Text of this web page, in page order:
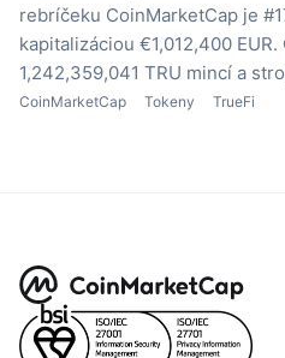
rebríčeku CoinMarketCap je
kapitalizáciou €1,012,400 EUR.
1,242,359,041 TRU mincí a
CoinMarketCap Tokeny TrueFi